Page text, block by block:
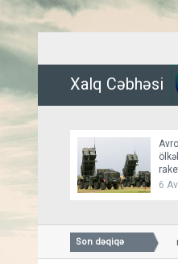
Xalq Cəbhəsi
6
Son dəqiqə
Smolenskdə güclü qasırğa